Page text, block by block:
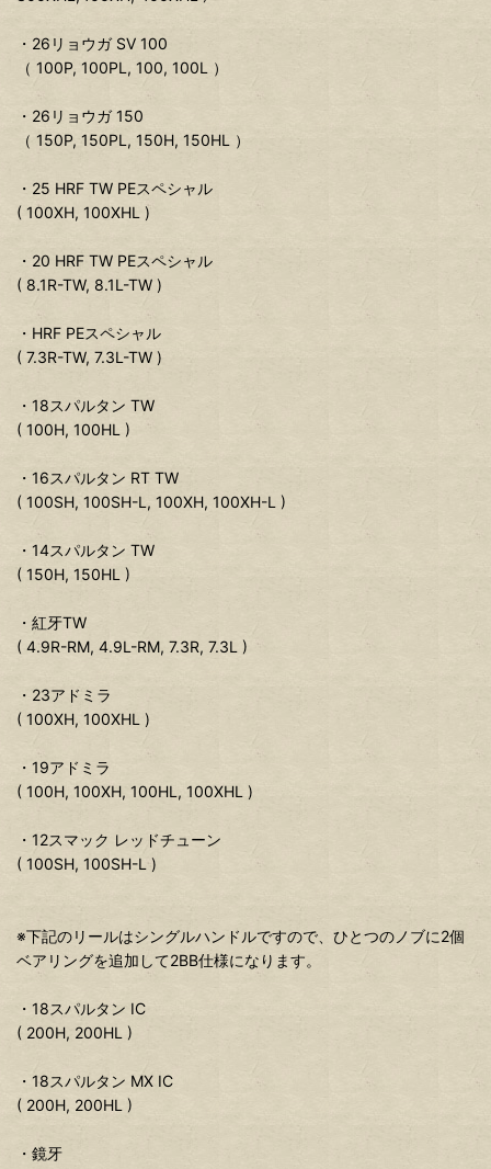
・26リョウガ SV 100
（ 100P, 100PL, 100, 100L ）
・26リョウガ 150
（ 150P, 150PL, 150H, 150HL ）
・25 HRF TW PEスペシャル
( 100XH, 100XHL )
・20 HRF TW PEスペシャル
( 8.1R-TW, 8.1L-TW )
・HRF PEスペシャル
( 7.3R-TW, 7.3L-TW )
・18スパルタン TW
( 100H, 100HL )
・16スパルタン RT TW
( 100SH, 100SH-L, 100XH, 100XH-L )
・14スパルタン TW
( 150H, 150HL )
・紅牙TW
( 4.9R-RM, 4.9L-RM, 7.3R, 7.3L )
・23アドミラ
( 100XH, 100XHL )
・19アドミラ
( 100H, 100XH, 100HL, 100XHL )
・12スマック レッドチューン
( 100SH, 100SH-L )
※下記のリールはシングルハンドルですので、ひとつのノブに2個
ベアリングを追加して2BB仕様になります。
・18スパルタン IC
( 200H, 200HL )
・18スパルタン MX IC
( 200H, 200HL )
・鏡牙